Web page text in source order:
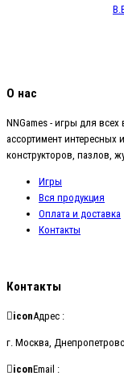
О нас
NNGames - игры для
ассортимент интересных
конструкторов, пазлов,
Игры
Вся продукция
Оплата и доставка
Контакты
Контакты
iconАдрес :
г. Москва,
iconEmail :